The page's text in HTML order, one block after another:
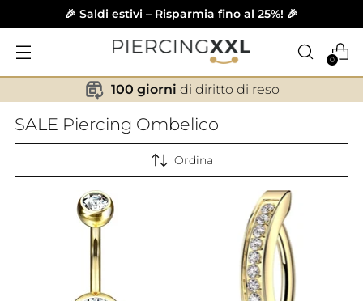
🎉 Saldi estivi – Risparmia fino al 25%! 🎉
0
✕
100 giorni di diritto di reso
SALE Piercing Ombelico
Ordina